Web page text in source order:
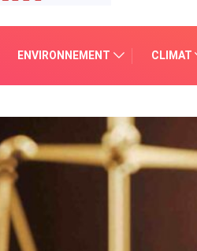
ENVIRONNEMENT CLIMAT